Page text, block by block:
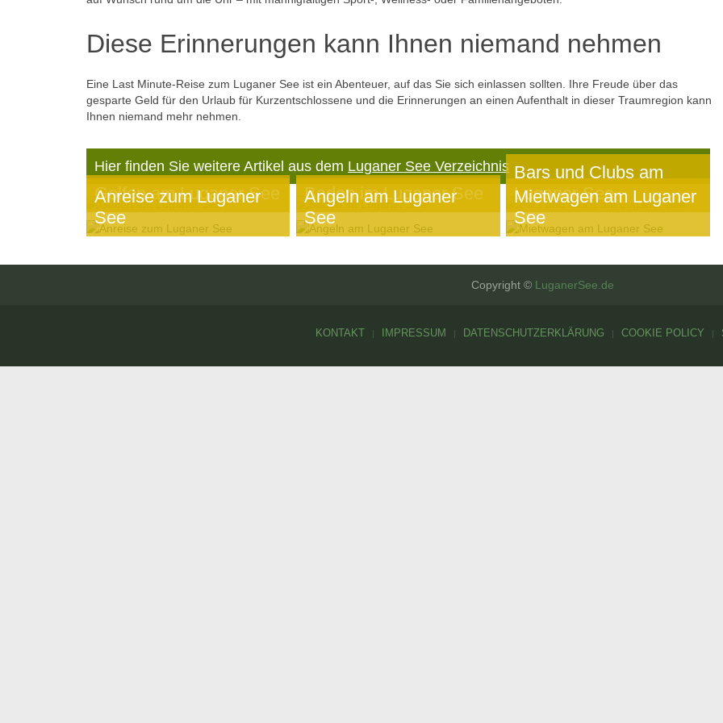
Diese Erinnerungen kann Ihnen niemand nehmen
Eine Last Minute-Reise zum Luganer See ist ein Abenteuer, auf das Sie sich einlassen sollten. Ihre Freude über das
gesparte Geld für den Urlaub für Kurzentschlossene und die Erinnerungen an einen Aufenthalt in dieser Traumregion kann
Ihnen niemand mehr nehmen.
Hier finden Sie weitere Artikel aus dem Luganer See Verzeichnis
Golfen am Luganer See Baden im Luganer See
Bars und Clubs am
Luganer See
Anreise zum Luganer
See
Angeln am Luganer
See
Mietwagen am Luganer
See
Copyright © LuganerSee.de
KONTAKT IMPRESSUM DATENSCHUTZERKLÄRUNG COOKIE POLICY